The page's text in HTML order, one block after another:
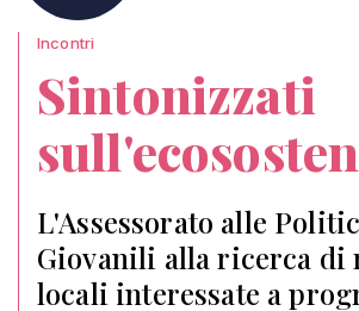
Incontri
Sintonizzati
L'Assessorato alle
Giovanili alla ricerca di
locali interessate a